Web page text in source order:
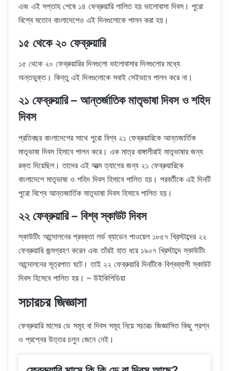
এবং এই সপ্তাহ শেষে ১৪ ফেব্রুয়ারি পালিত হয় ভালোবাসা দিবস। পুরো
বিশ্বে মতোন বাংলাদেশেও এই দিনগুলোকে পালন করা হয়।
১৫ থেকে ২০ ফেব্রুয়ারি
১৫ থেকে ২০ ফেব্রুয়ারির দিনগুলো ভালোবাসার দিনগুলোর মধ্যে
অন্তভুক্ত। কিন্তু এই দিনগুলোকে সবাই সেইভাবে পালন করে না।
২১ ফেব্রুয়ারি – আন্তর্জাতিক মাতৃভাষা দিবস ও শহিদ
দিবস
প্রতিবছর বাংলাদেশের সাথে পুরো বিশ্ব ২১ ফেব্রুয়ারিকে আন্তজার্তিক
মাতৃভাষা দিবস হিসাবে পালন করে। এক মাত্র বাঙ্গালীরাই মাতৃভাষার জন্য
রক্ত দিয়েছিল। তাদের এই আত্ম ত্যাগের জন্য ২১ ফেব্রুয়ারিকে
বাংলাদেশে মাতৃভাষা ও শহিদ দিবস হিসাবে পালিত হয়। পরবর্তীকে এই দিনটি
পুরো বিশ্বে আন্তজার্তিক মাতৃভাষা দিবস হিসাবে পালিত হয়।
২২ ফেব্রুয়ারি – বিশ্ব স্কাউট দিবস
স্কাউটিং আন্দোলনের প্রবক্তা লর্ড ব্যাডেন পাওয়েল ১৮৫৭ খ্রিস্টাব্দের ২২
ফেব্রুয়ারি জন্মগ্রহণ করেন এবং তাঁরই হাত ধরে ১৯০৭ খ্রিস্টাব্দে স্কাউটিং
আন্দোলনের সূত্রপাত ঘটে। তাই ২২ ফেব্রুয়ারি দিনটিকে বিশ্বব্যাপী স্কাউট
দিবস হিসেবে পালিত হয়। – উইকিপিডিয়া
সচারচর জিজ্ঞাসা
ফেব্রুয়ারি মাসের ডে সমূহ বা দিবস সমূহ নিয়ে সচারচ জিজ্ঞাসিত কিছু প্রশ্ন
ও প্রশ্নের উত্তর চলুন জেনে নেই।